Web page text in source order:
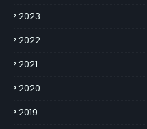
2023
2022
2021
2020
2019